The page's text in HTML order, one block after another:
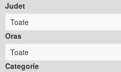
Judet
Oras
Categorie